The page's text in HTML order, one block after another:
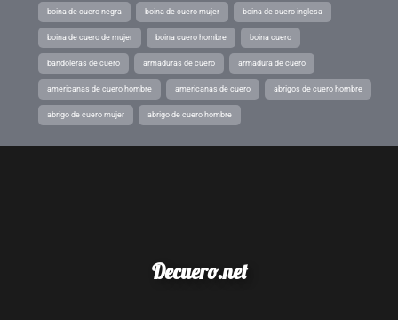
boina de cuero negra boina de cuero mujer boina de cuero inglesa
boina de cuero de mujer boina cuero hombre boina cuero
bandoleras de cuero armaduras de cuero armadura de cuero
americanas de cuero hombre americanas de cuero abrigos de cuero hombre
abrigo de cuero mujer abrigo de cuero hombre
Decuero.net